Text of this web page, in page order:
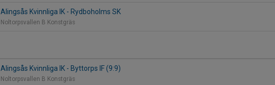
Alingsås Kvinnliga IK - Rydboholms SK
Noltorpsvallen B Konstgräs
Alingsås Kvinnliga IK - Byttorps IF (9:9)
Noltorpsvallen B Konstgräs